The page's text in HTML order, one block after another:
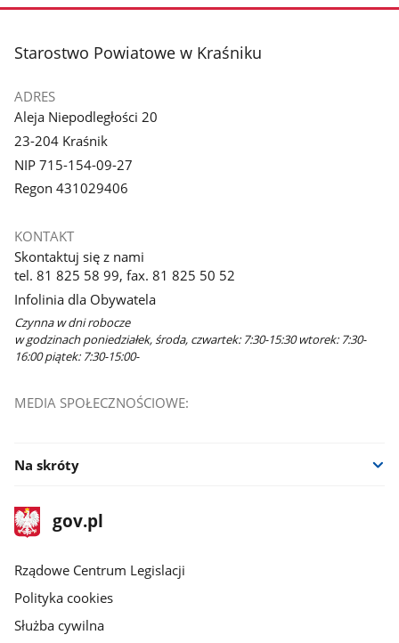
stopka
Starostwo Powiatowe w Kraśniku
ADRES
Aleja Niepodległości 20
23-204 Kraśnik
NIP 715-154-09-27
Regon 431029406
KONTAKT
Skontaktuj się z nami
tel. 81 825 58 99, fax. 81 825 50 52
Infolinia dla Obywatela
Czynna w dni robocze
w godzinach poniedziałek, środa, czwartek: 7:30-15:30 wtorek: 7:30-
16:00 piątek: 7:30-15:00-
MEDIA SPOŁECZNOŚCIOWE:
Na skróty
stopka
gov.plStrona
gov.pl
Rządowe Centrum Legislacji
Polityka cookies
Służba cywilna